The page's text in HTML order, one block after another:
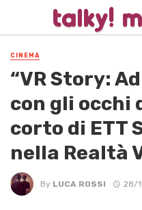
CINEMA
“VR Story:
con gli occhi
corto di ETT
nella Realtà
By LUCA ROSSI 28/